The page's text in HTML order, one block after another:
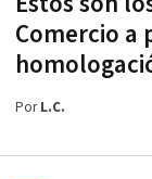
Comercio a
PorL.C.